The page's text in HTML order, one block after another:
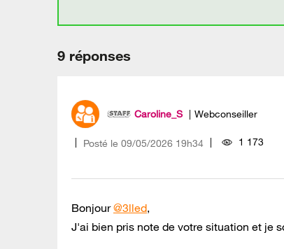
9 réponses
Caroline_S Webconseiller
Posté le ‎09/05/2026 19h34 1 173
Bonjour@3lled,
J'ai bien pris note de votre situation et je